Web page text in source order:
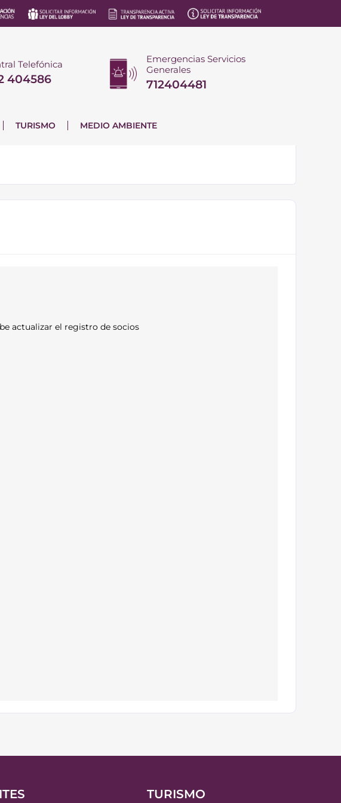
Telefónica
404586
Emergencias Servicios
Generales
712404481
TURISMO MEDIO AMBIENTE
actualizar el registro de socios
TURISMO